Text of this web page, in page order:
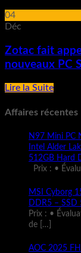
04
Déc
Zotac fait
nouveaux PC
Lire la Suite
Affaires récentes
N97 Mini PC
Intel Alder
512GB Hard
Prix : •
MSI Cyborg
DDR5 –
Prix : •
de
[…]
AOC 2025